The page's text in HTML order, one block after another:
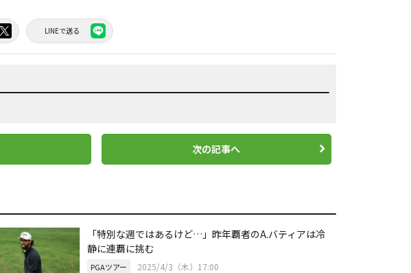
LINEで送る
次の記事へ
「特別な週ではあるけど…」昨年覇者のA.バティアは冷
静に連覇に挑む
PGAツアー 2025/4/3（木）17:00